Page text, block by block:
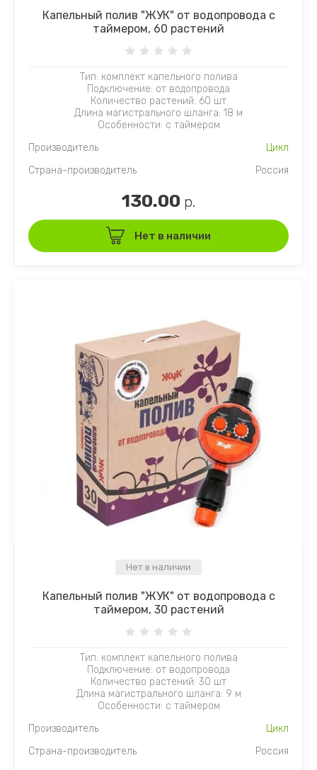
Капельный полив "ЖУК" от водопровода с
таймером, 60 растений
Тип: комплект капельного полива
Подключение: от водопровода
Количество растений: 60 шт
Длина магистрального шланга: 18 м
Особенности: с таймером
Производитель
Цикл
Страна-производитель
Россия
130.00 р.
Нет в наличии
Нет в наличии
Капельный полив "ЖУК" от водопровода с
таймером, 30 растений
Тип: комплект капельного полива
Подключение: от водопровода
Количество растений: 30 шт
Длина магистрального шланга: 9 м
Особенности: с таймером
Производитель
Цикл
Страна-производитель
Россия